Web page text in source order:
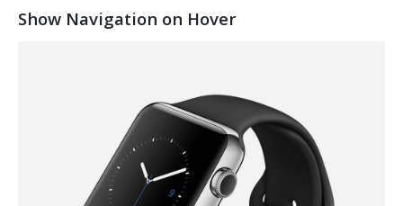
Show Navigation on Hover